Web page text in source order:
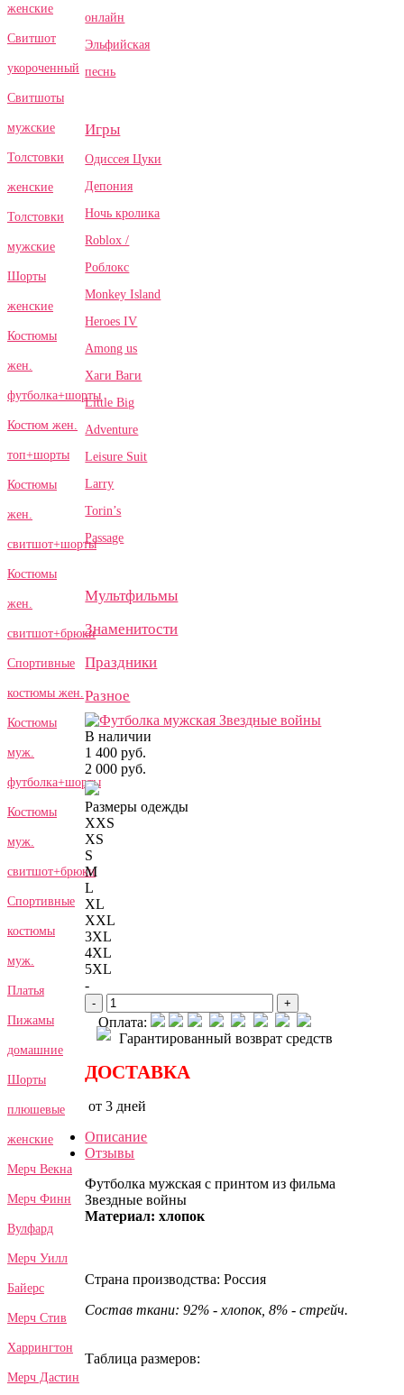
женские
Свитшот
укороченный
Свитшоты
мужские
Толстовки
женские
Толстовки
мужские
Шорты
женские
Костюмы
жен.
футболка+шорты
Костюм жен.
топ+шорты
Костюмы
жен.
свитшот+шорты
Костюмы
жен.
свитшот+брюки
Спортивные
костюмы жен.
Костюмы
муж.
футболка+шорты
Костюмы
муж.
свитшот+брюки
Спортивные
костюмы
муж.
Платья
Пижамы
домашние
Шорты
плюшевые
женские
Мерч Векна
Мерч Финн
Вулфард
Мерч Уилл
Байерс
Мерч Стив
Харрингтон
Мерч Дастин
онлайн
Эльфийская
песнь
Игры
Одиссея Цуки
Депония
Ночь кролика
Roblox /
Роблокс
Monkey Island
Heroes IV
Among us
Хаги Ваги
Little Big
Adventure
Leisure Suit
Larry
Torin’s
Passage
Мультфильмы
Знаменитости
Праздники
Разное
В наличии
1 400 руб.
2 000 руб.
Размеры одежды
XXS
XS
S
M
L
XL
XXL
3XL
4XL
5XL
-
- +
Оплата:
Гарантированный возврат средств
ДОСТАВКА
от 3 дней
Описание
Отзывы
Футболка мужская с принтом из фильма
Звездные войны
Материал: хлопок
Страна производства: Россия
Состав ткани: 92% - хлопок, 8% - стрейч.
Таблица размеров: